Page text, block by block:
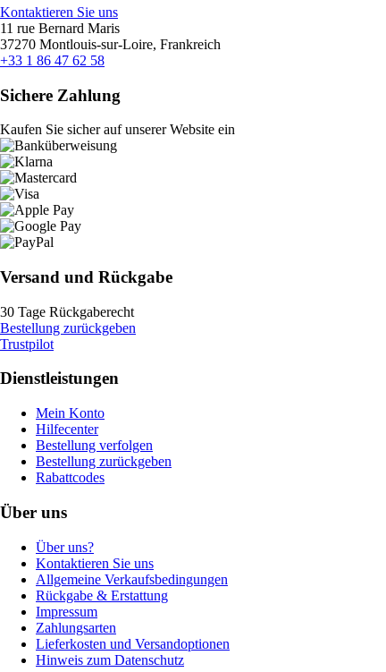
Kontaktieren Sie uns
11 rue Bernard Maris
37270 Montlouis-sur-Loire, Frankreich
+33 1 86 47 62 58
Sichere Zahlung
Kaufen Sie sicher auf unserer Website ein
Versand und Rückgabe
30 Tage Rückgaberecht
Bestellung zurückgeben
Trustpilot
Dienstleistungen
Mein Konto
Hilfecenter
Bestellung verfolgen
Bestellung zurückgeben
Rabattcodes
Über uns
Über uns?
Kontaktieren Sie uns
Allgemeine Verkaufsbedingungen
Rückgabe & Erstattung
Impressum
Zahlungsarten
Lieferkosten und Versandoptionen
Hinweis zum Datenschutz